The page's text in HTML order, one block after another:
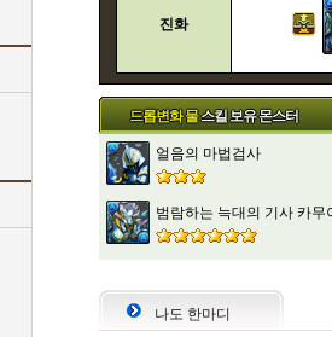
진화
드롭변화 물스킬 보유 몬스터
얼음의 마법검사
범람하는 늑대의 기사 카무
나도 한마디